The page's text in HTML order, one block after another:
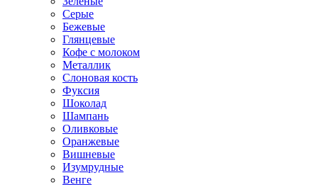
Серые
Бежевые
Глянцевые
Кофе с молоком
Металлик
Слоновая кость
Фуксия
Шоколад
Шампань
Оливковые
Оранжевые
Вишневые
Изумрудные
Венге